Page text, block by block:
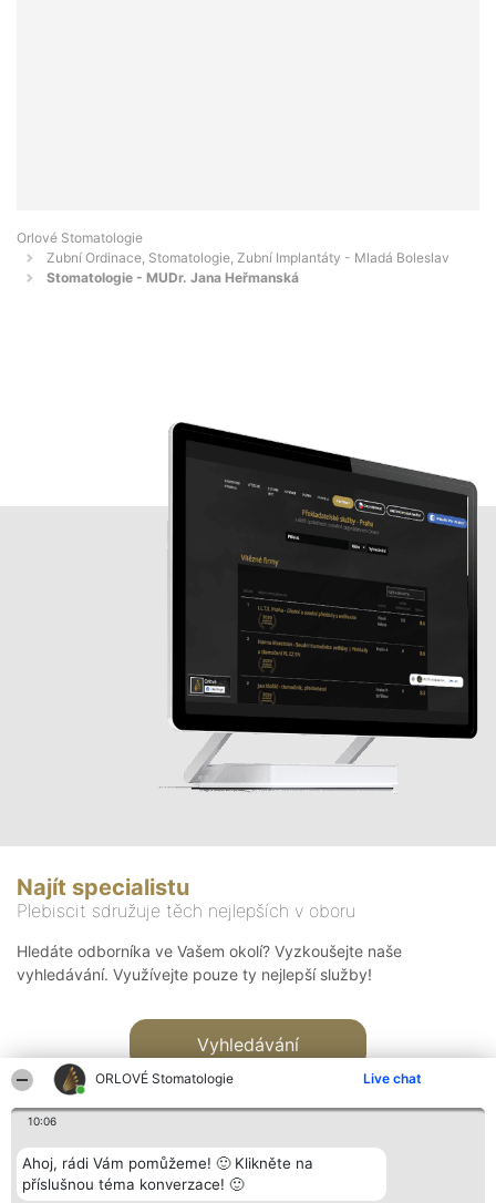
ORLOVÉ Stomatologie Live chat
10:06
Ahoj, rádi Vám pomůžeme! 🙂 Klikněte na
příslušnou téma konverzace! 🙂
Orlové Stomatologie
Zubní Ordinace, Stomatologie, Zubní Implantáty - Mladá Boleslav
Stomatologie - MUDr. Jana Heřmanská
Najít specialistu
Plebiscit sdružuje těch nejlepších v oboru
Hledáte odborníka ve Vašem okolí? Vyzkoušejte naše
vyhledávání. Využívejte pouze ty nejlepší služby!
Vyhledávání